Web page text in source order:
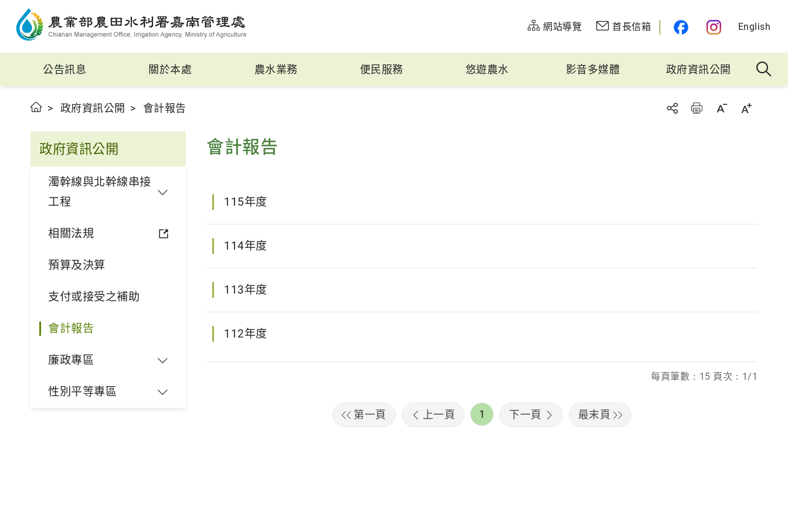
網站導覽 首長信箱 English
公告訊息 關於本處 農水業務 便民服務 悠遊農水 影音多媒體 政府資訊公開
政府資訊公開 會計報告
政府資訊公開
濁幹線與北幹線串接
工程
相關法規
預算及決算
支付或接受之補助
會計報告
廉政專區
性別平等專區
會計報告
115年度
114年度
113年度
112年度
每頁筆數：15 頁次：1/1
第一頁 上一頁 1 下一頁 最末頁